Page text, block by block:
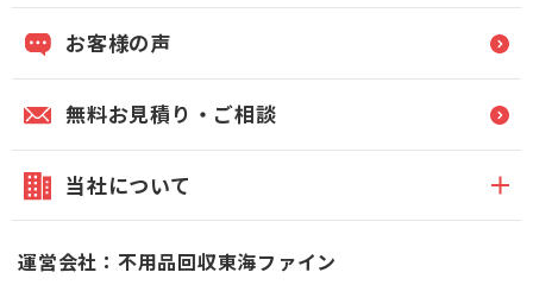
お客様の声
無料お見積り・ご相談
当社について
運営会社：不用品回収東海ファイン